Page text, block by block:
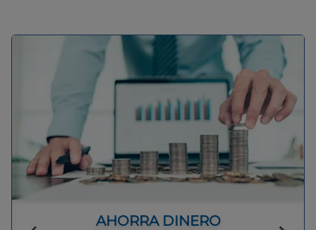
AHORRA DINERO